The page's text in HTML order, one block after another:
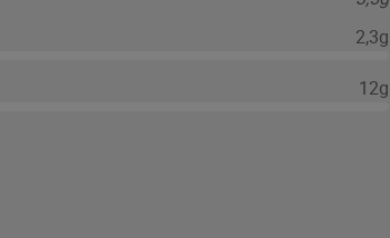
2,3g
12g